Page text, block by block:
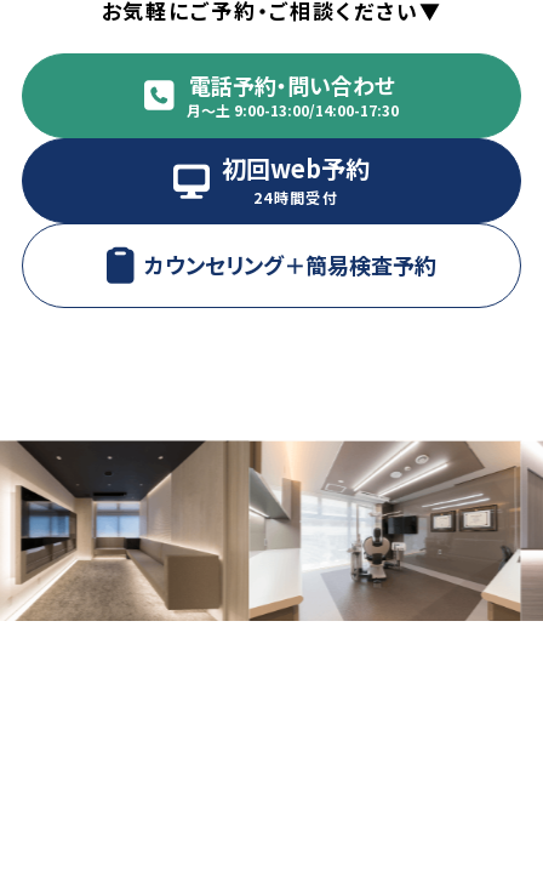
お気軽にご予約・ご相談ください▼
電話予約・問い合わせ
月〜土 9:00-13:00/14:00-17:30
初回web予約
24時間受付
カウンセリング＋簡易検査予約